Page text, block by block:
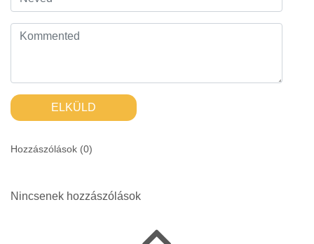
ELKÜLD
Hozzászólások (0)
Nincsenek hozzászólások